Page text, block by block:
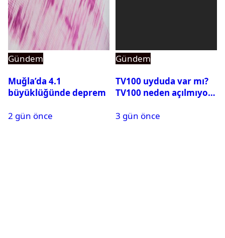
Gündem
Muğla’da 4.1
büyüklüğünde deprem
2 gün önce
Gündem
TV100 uyduda var mı?
TV100 neden açılmıyor?
3 gün önce